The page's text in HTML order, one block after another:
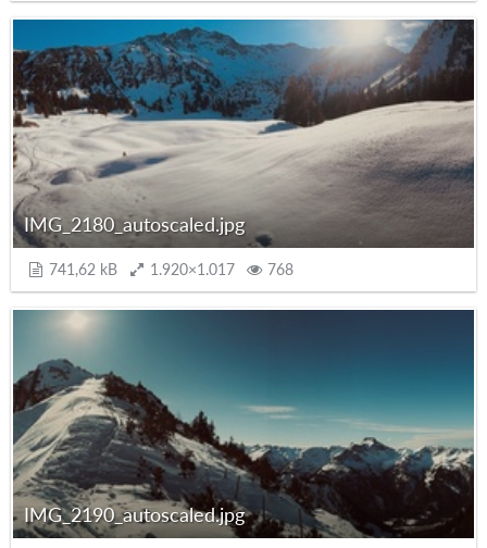
IMG_2180_autoscaled.jpg
741,62 kB 1.920×1.017 768
IMG_2190_autoscaled.jpg